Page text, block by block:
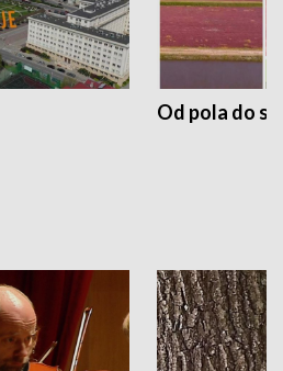
Od pola do